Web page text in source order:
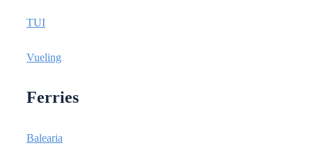
TUI
Vueling
Ferries
Balearia